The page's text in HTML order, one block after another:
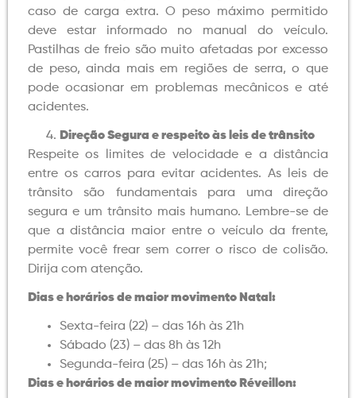
caso de carga extra. O peso máximo permitido
deve estar informado no manual do veículo.
Pastilhas de freio são muito afetadas por excesso
de peso, ainda mais em regiões de serra, o que
pode ocasionar em problemas mecânicos e até
acidentes.
Direção Segura e respeito às leis de trânsito
Respeite os limites de velocidade e a distância
entre os carros para evitar acidentes. As leis de
trânsito são fundamentais para uma direção
segura e um trânsito mais humano. Lembre-se de
que a distância maior entre o veículo da frente,
permite você frear sem correr o risco de colisão.
Dirija com atenção.
Dias e horários de maior movimento Natal:
Sexta-feira (22) – das 16h às 21h
Sábado (23) – das 8h às 12h
Segunda-feira (25) – das 16h às 21h;
Dias e horários de maior movimento Réveillon: